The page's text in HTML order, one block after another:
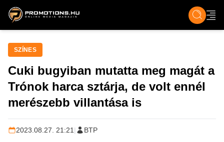
ZENE, FILM & KULT ÉLET TECH &
SZÍNES
Cuki bugyiban mutatta meg magát a
Trónok harca sztárja, de volt ennél
merészebb villantása is
2023.08.27. 21:21 | BTP